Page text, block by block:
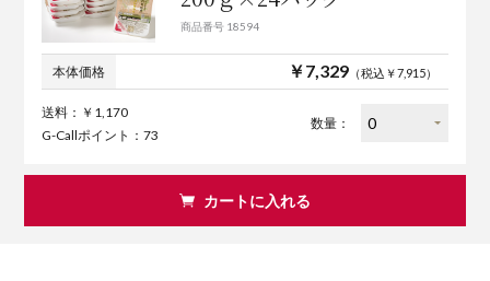
商品番号 18594
本体価格 ￥7,329（税込￥7,915）
送料：￥1,170
G-Callポイント：73
数量：
カートに入れる